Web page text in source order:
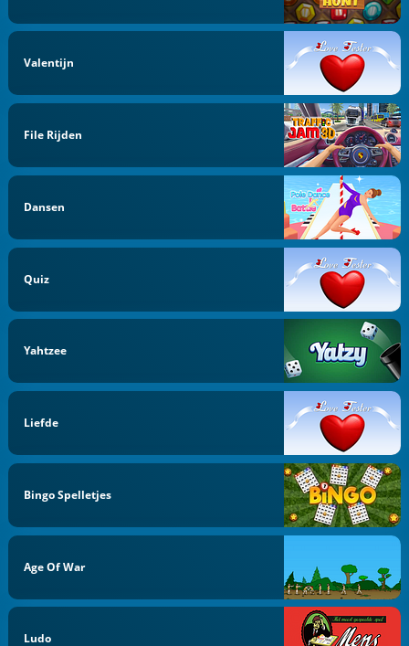
Valentijn
File Rijden
Dansen
Quiz
Yahtzee
Liefde
Bingo Spelletjes
Age Of War
Ludo